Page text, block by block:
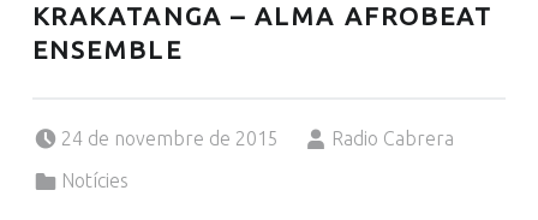
KRAKATANGA – ALMA AFROBEAT
ENSEMBLE
24 de novembre de 2015
Radio Cabrera
Notícies